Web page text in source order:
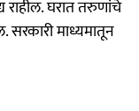
राहील. घरात तरुणांचे
सरकारी माध्यमातून